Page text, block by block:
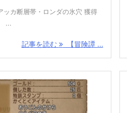
ッカ断層帯・ロンダの氷穴 獲得
...
記事を読む 【冒険譚 ...